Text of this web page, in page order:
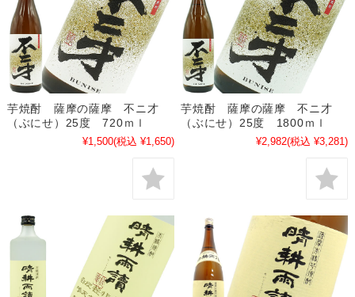
芋焼酎 薩摩の薩摩 不ニ才
（ぶにせ）25度 720ｍｌ
¥1,500(税込 ¥1,650)
芋焼酎 薩摩の薩摩 不ニ才
（ぶにせ）25度 1800ｍｌ
¥2,982(税込 ¥3,281)